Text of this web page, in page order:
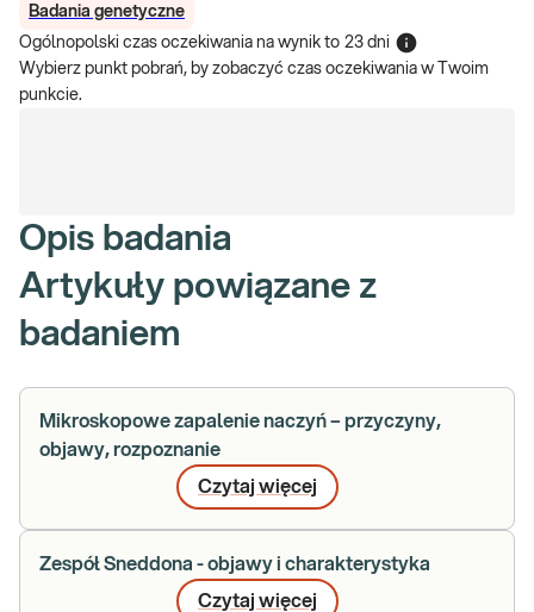
Badania genetyczne
Ogólnopolski czas oczekiwania na wynik to 23 dni
Wybierz punkt pobrań, by zobaczyć czas oczekiwania w Twoim
punkcie.
Opis badania
Artykuły powiązane z
badaniem
Mikroskopowe zapalenie naczyń – przyczyny,
objawy, rozpoznanie
Czytaj więcej
Zespół Sneddona - objawy i charakterystyka
Czytaj więcej